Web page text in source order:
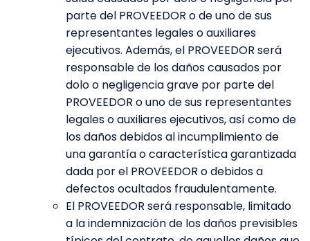
parte del PROVEEDOR o de uno de sus
representantes legales o auxiliares
ejecutivos. Además, el PROVEEDOR será
responsable de los daños causados por
dolo o negligencia grave por parte del
PROVEEDOR o uno de sus representantes
legales o auxiliares ejecutivos, así como de
los daños debidos al incumplimiento de
una garantía o característica garantizada
dada por el PROVEEDOR o debidos a
defectos ocultados fraudulentamente.
El PROVEEDOR será responsable, limitado
a la indemnización de los daños previsibles